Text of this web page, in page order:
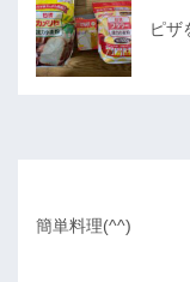
ピザ
簡単料理(^^)